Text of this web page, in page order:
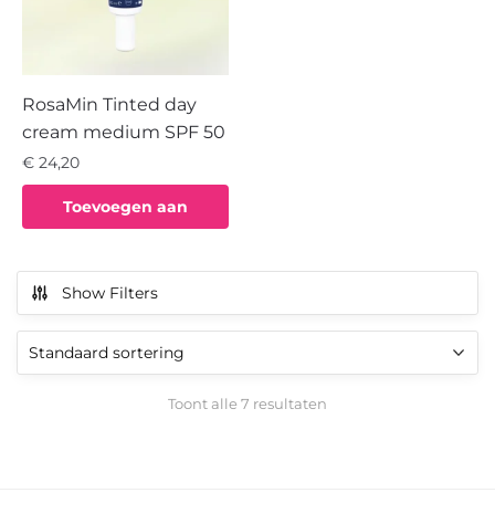
RosaMin Tinted day
cream medium SPF 50
€ 24,20
Toevoegen aan
Show Filters
Toont alle 7 resultaten